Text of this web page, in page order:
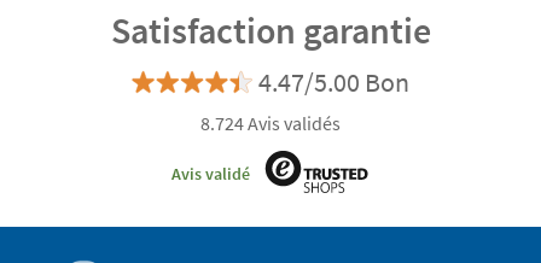
Satisfaction garantie
4.47/5.00 Bon
8.724 Avis validés
Avis validé